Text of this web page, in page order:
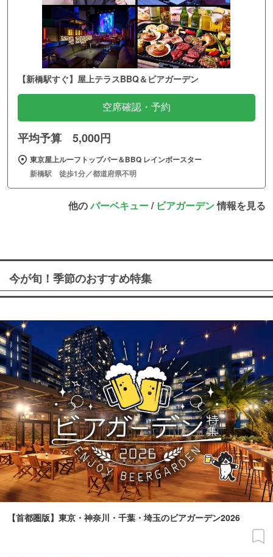
【新橋駅すぐ】屋上テラスBBQ＆ビアガーデン
空席確認・予約
平均予算 5,000円
東京屋上ルーフトップバー＆BBQ レインボースター
新橋駅 徒歩1分／都道府県不明
他のバーベキュー/ ビアガーデン情報を見る
今が旬！季節のおすすめ特集
【首都圏版】東京・神奈川・千葉・埼玉のビアガーデン2026